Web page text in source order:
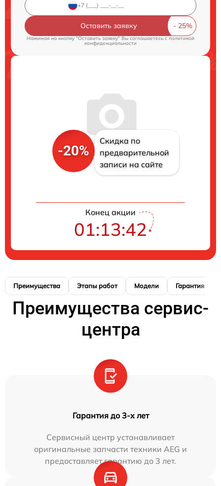
Оставить заявку
Нажимая на кнопку "Оставить заявку" Вы соглашаетесь cполитикой
конфиденциальности
-20%
Скидка по
предварительной
записи на сайте
Конец акции
01:13:41
Преимущества Этапы работ Модели Гарантия
Преимущества сервис-
центра
Гарантия до 3-х лет
Сервисный центр устанавливает
оригинальные запчасти техники AEG и
предоставляет гарантию до 3 лет.